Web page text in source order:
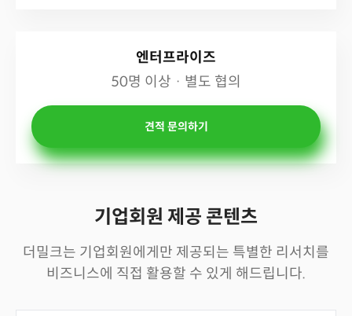
엔터프라이즈
50명 이상 · 별도 협의
견적 문의하기
기업회원 제공 콘텐츠
더밀크는 기업회원에게만 제공되는 특별한 리서치를
비즈니스에 직접 활용할 수 있게 해드립니다.